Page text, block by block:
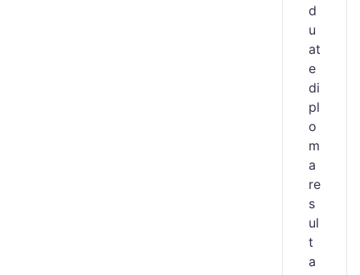
d
u
at
e
di
pl
o
m
a
re
s
ul
t
a